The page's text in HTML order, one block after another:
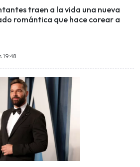
traen a la vida una nueva
romántica que hace corear a